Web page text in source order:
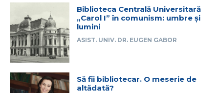
Biblioteca Centrală Universitară
„Carol I” în comunism: umbre și
lumini
ASIST. UNIV. DR. EUGEN GABOR
Să fii bibliotecar. O meserie de
altădată?